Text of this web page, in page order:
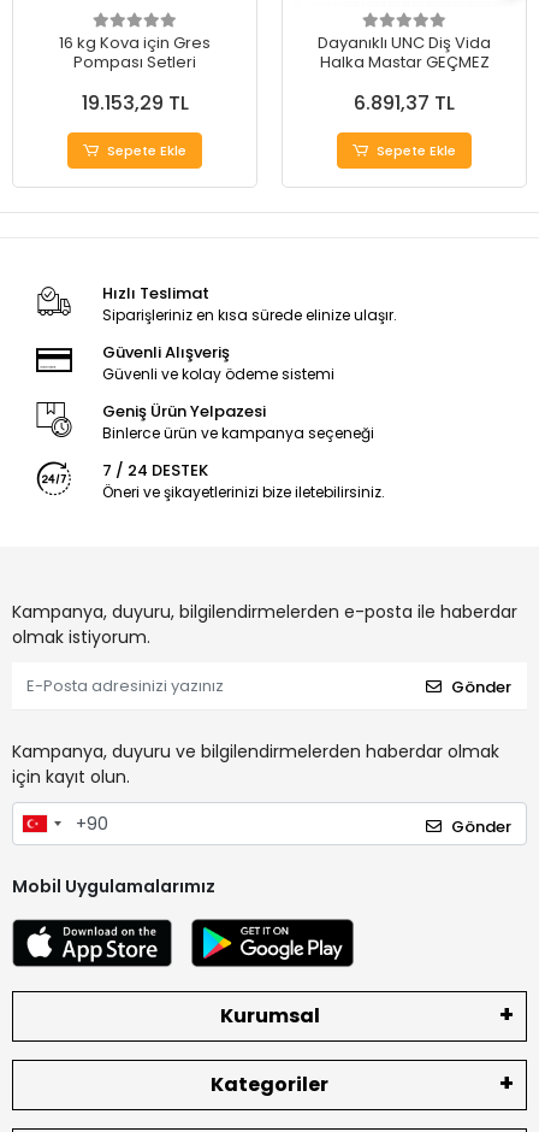
16 kg Kova için Gres
Pompası Setleri
19.153,29 TL
Sepete Ekle
Dayanıklı UNC Diş Vida
Halka Mastar GEÇMEZ
6.891,37 TL
Sepete Ekle
Hızlı Teslimat
Siparişleriniz en kısa sürede elinize ulaşır.
Güvenli Alışveriş
Güvenli ve kolay ödeme sistemi
Geniş Ürün Yelpazesi
Binlerce ürün ve kampanya seçeneği
7 / 24 DESTEK
Öneri ve şikayetlerinizi bize iletebilirsiniz.
Kampanya, duyuru, bilgilendirmelerden e-posta ile haberdar
olmak istiyorum.
Gönder
Kampanya, duyuru ve bilgilendirmelerden haberdar olmak
için kayıt olun.
Gönder
Mobil Uygulamalarımız
Kurumsal
Kategoriler